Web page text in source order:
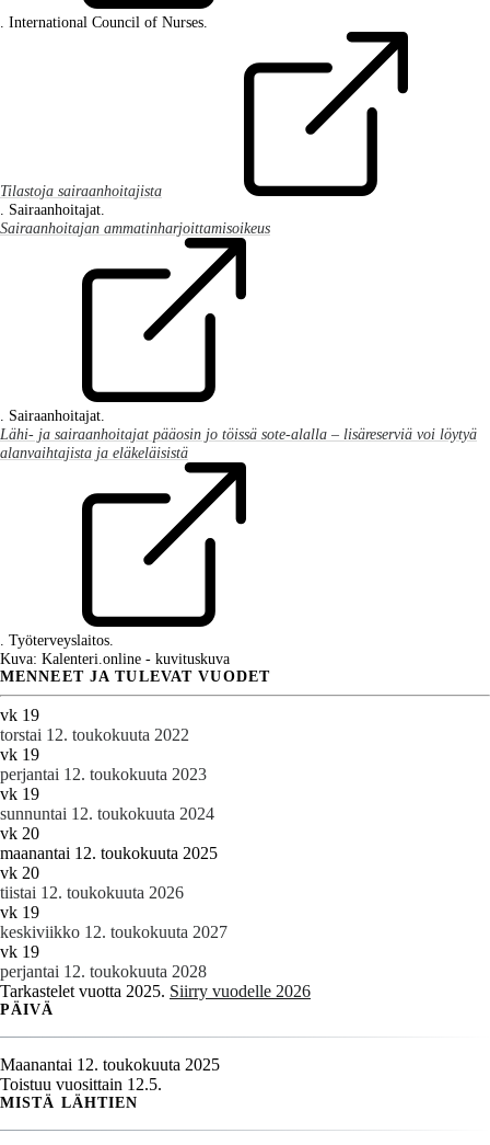
. International Council of Nurses.
Tilastoja sairaanhoitajista
. Sairaanhoitajat.
Sairaanhoitajan ammatinharjoittamisoikeus
. Sairaanhoitajat.
Lähi- ja sairaanhoitajat pääosin jo töissä sote-alalla – lisäreserviä voi löytyä
alanvaihtajista ja eläkeläisistä
. Työterveyslaitos.
Kuva: Kalenteri.online - kuvituskuva
MENNEET JA TULEVAT VUODET
vk 19
torstai 12. toukokuuta 2022
vk 19
perjantai 12. toukokuuta 2023
vk 19
sunnuntai 12. toukokuuta 2024
vk 20
maanantai 12. toukokuuta 2025
vk 20
tiistai 12. toukokuuta 2026
vk 19
keskiviikko 12. toukokuuta 2027
vk 19
perjantai 12. toukokuuta 2028
Tarkastelet vuotta 2025. Siirry vuodelle 2026
PÄIVÄ
Maanantai 12. toukokuuta 2025
Toistuu vuosittain 12.5.
MISTÄ LÄHTIEN